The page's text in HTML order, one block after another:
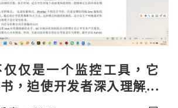
仅是一个监控工具，它
，迫使开发者深入理解JV
、垃圾回收机制和并发原